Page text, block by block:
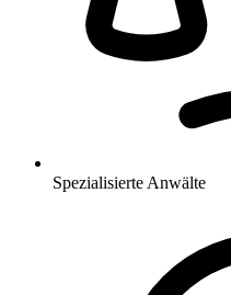
Spezialisierte Anwälte